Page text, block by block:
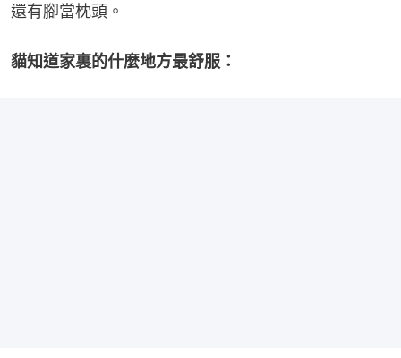
還有腳當枕頭。
貓知道家裏的什麼地方最舒服：